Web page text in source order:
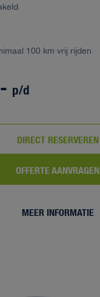
100 km vrij rijden
p/d
DIRECT RESERVEREN
OFFERTE AANVRAGEN
MEER INFORMATIE